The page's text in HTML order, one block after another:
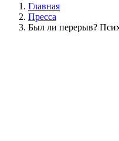
Главная
Пресса
Был ли перерыв?